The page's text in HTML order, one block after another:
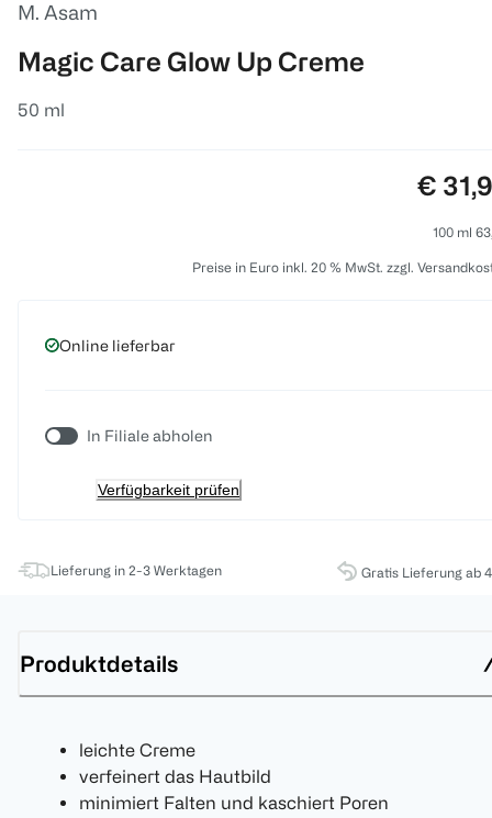
M. Asam
Magic Care Glow Up Creme
50 ml
Preis:
€
100 ml
Preise in Euro inkl. 20 % MwSt. zzgl.
Online lieferbar
In Filiale abholen
Verfügbarkeit prüfen
Lieferung in 2-3 Werktagen Gratis Lieferung ab
Produktdetails
leichte Creme
verfeinert das Hautbild
minimiert Falten und kaschiert Poren